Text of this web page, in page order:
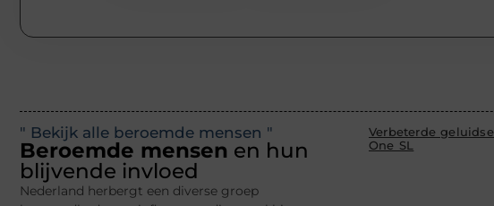
" Bekijk alle beroemde mensen "
Beroemde mensen en hun
blijvende invloed
Nederland herbergt een diverse groep
Verbeterde
One SL